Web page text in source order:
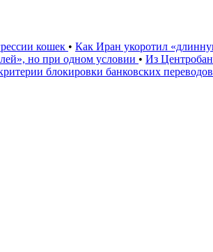
кошек • Как Иран укоротил
но при одном условии • Из
блокировки банковских переводов